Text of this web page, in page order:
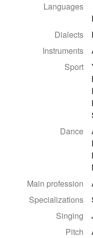
Languages
Dialects
Instruments
Sport
Dance
Main profession
Specializations
Singing
Pitch